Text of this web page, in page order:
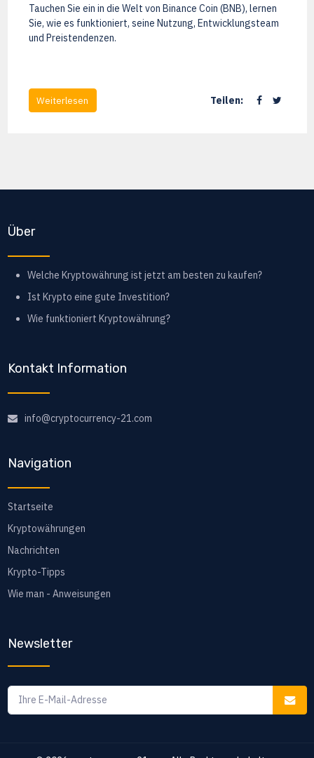
Tauchen Sie ein in die Welt von Binance Coin (BNB), lernen
Sie, wie es funktioniert, seine Nutzung, Entwicklungsteam
und Preistendenzen.
Weiterlesen Teilen:
Über
Welche Kryptowährung ist jetzt am besten zu kaufen?
Ist Krypto eine gute Investition?
Wie funktioniert Kryptowährung?
Kontakt Information
info@cryptocurrency-21.com
Navigation
Startseite
Kryptowährungen
Nachrichten
Krypto-Tipps
Wie man - Anweisungen
Newsletter